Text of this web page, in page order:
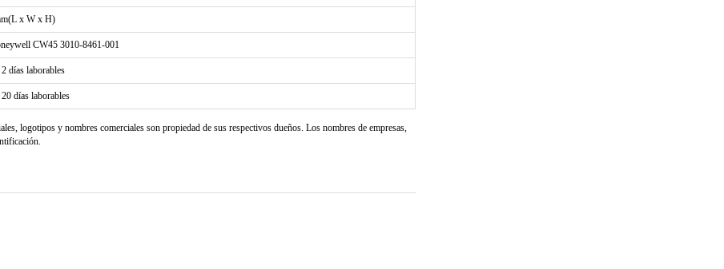
x W x H)
CW45 3010-8461-001
días laborables
días laborables
logotipos y nombres comerciales son propiedad de sus respectivos dueños. Los nombres de empresas,